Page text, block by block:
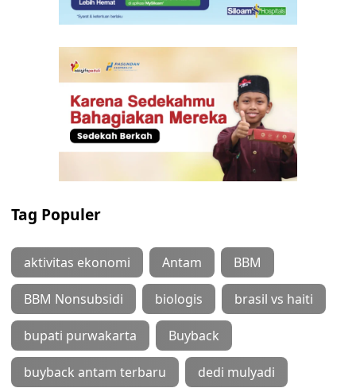
Tag Populer
aktivitas ekonomi Antam BBM
BBM Nonsubsidi biologis brasil vs haiti
bupati purwakarta Buyback
buyback antam terbaru dedi mulyadi